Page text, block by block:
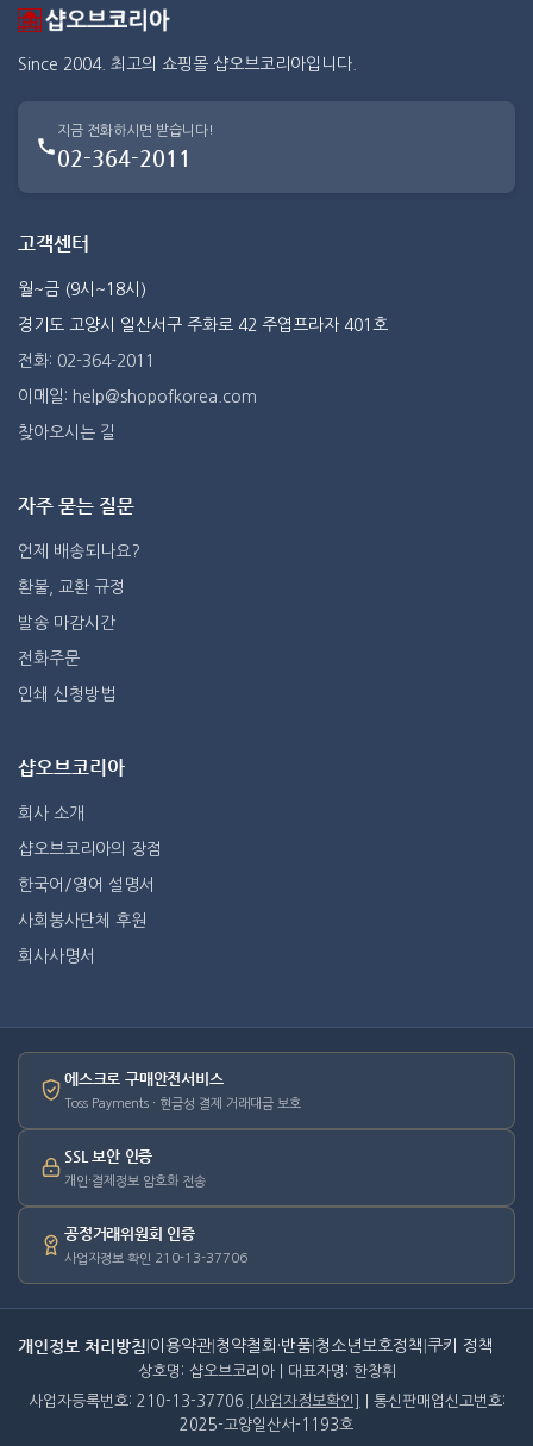
Since 2004. 최고의 쇼핑몰 샵오브코리아입니다.
지금 전화하시면 받습니다!
02-364-2011
고객센터
월~금 (9시~18시)
경기도 고양시 일산서구 주화로 42 주엽프라자 401호
전화: 02-364-2011
이메일: help@shopofkorea.com
찾아오시는 길
자주 묻는 질문
언제 배송되나요?
환불, 교환 규정
발송 마감시간
전화주문
인쇄 신청방법
샵오브코리아
회사 소개
샵오브코리아의 장점
한국어/영어 설명서
사회봉사단체 후원
회사사명서
에스크로 구매안전서비스
Toss Payments · 현금성 결제 거래대금 보호
SSL 보안 인증
개인·결제정보 암호화 전송
공정거래위원회 인증
사업자정보 확인 210-13-37706
개인정보 처리방침 이용약관 청약철회·반품 청소년보호정책 쿠키 정책
상호명: 샵오브코리아 | 대표자명: 한창휘
사업자등록번호: 210-13-37706
[사업자정보확인]
| 통신판매업신고번호:
2025-고양일산서-1193호